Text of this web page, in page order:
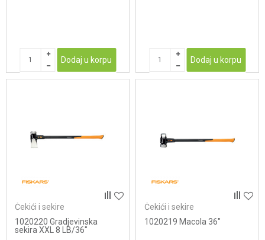
Dodaj u korpu Dodaj u korpu
Čekići i sekire
1020220 Gradjevinska
sekira XXL 8 LB/36"
Čekići i sekire
1020219 Macola 36"